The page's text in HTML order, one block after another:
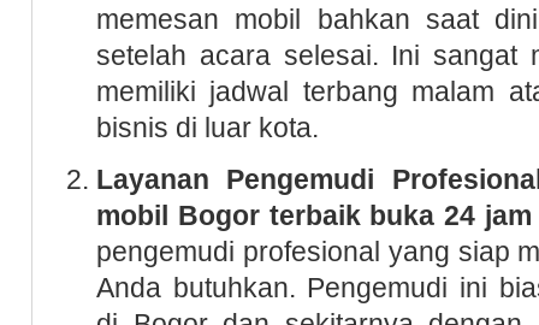
memesan mobil bahkan saat
setelah acara selesai. Ini sangat
memiliki jadwal terbang malam
bisnis di luar kota.
Layanan Pengemudi
mobil Bogor terbaik buka 24 jam
pengemudi profesional yang siap
Anda butuhkan. Pengemudi ini